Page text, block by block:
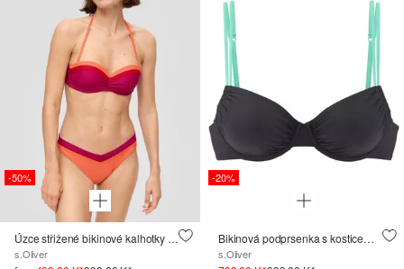
-50%
Úzce střižené bikinové kalhotky s barevnými bloky
s.Oliver
-20%
Bikinová podprsenka s kosticemi a barevnými bloky
s.Oliver